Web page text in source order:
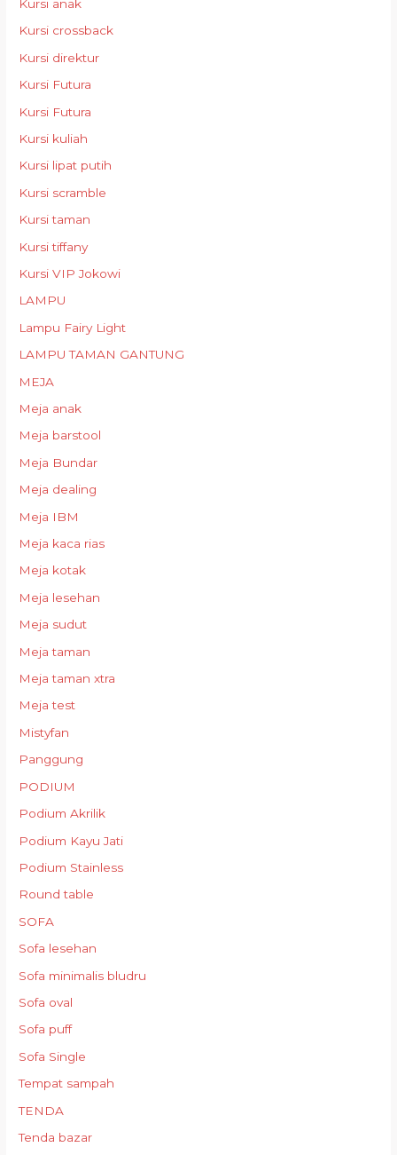
Kursi anak
Kursi crossback
Kursi direktur
Kursi Futura
Kursi Futura
Kursi kuliah
Kursi lipat putih
Kursi scramble
Kursi taman
Kursi tiffany
Kursi VIP Jokowi
LAMPU
Lampu Fairy Light
LAMPU TAMAN GANTUNG
MEJA
Meja anak
Meja barstool
Meja Bundar
Meja dealing
Meja IBM
Meja kaca rias
Meja kotak
Meja lesehan
Meja sudut
Meja taman
Meja taman xtra
Meja test
Mistyfan
Panggung
PODIUM
Podium Akrilik
Podium Kayu Jati
Podium Stainless
Round table
SOFA
Sofa lesehan
Sofa minimalis bludru
Sofa oval
Sofa puff
Sofa Single
Tempat sampah
TENDA
Tenda bazar